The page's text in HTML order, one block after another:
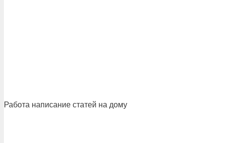
Работа написание статей на дому